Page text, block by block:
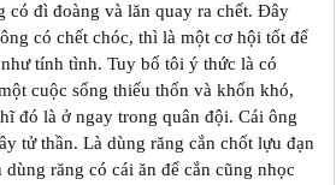
có đì đoàng và lăn quay ra chết. Đây
có chết chóc, thì là một cơ hội tốt để
tính tình. Tuy bố tôi ý thức là có
cuộc sống thiếu thốn và khốn khó,
đó là ở ngay trong quân đội. Cái ông
tử thần. Là dùng răng cắn chốt lựu đạn
răng có cái ăn để cắn cũng nhọc